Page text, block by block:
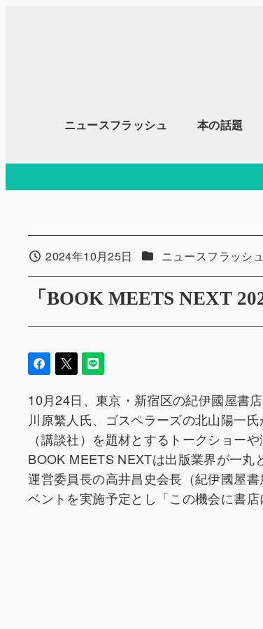
移
ニュースフラッシュ 本の話題
「BOOK MEETS NEXT
投稿日2024年10月25日 カテゴリー
ニュースフラッシュ
10月24日、東京・新宿区の紀伊國屋書
川原繁人氏、ゴスペラーズの北山陽一
（講談社）を題材とするトークショーや
BOOK MEETS NEXTは出版業界が一丸
運営委員長の高井昌史会長（紀伊國屋
ベントを実施予定とし「この機会に書